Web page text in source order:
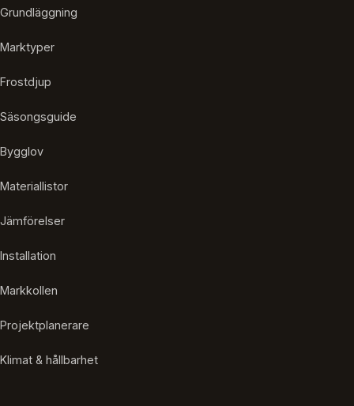
Grundläggning
Marktyper
Frostdjup
Säsongsguide
Bygglov
Materiallistor
Jämförelser
Installation
Markkollen
Projektplanerare
Klimat & hållbarhet